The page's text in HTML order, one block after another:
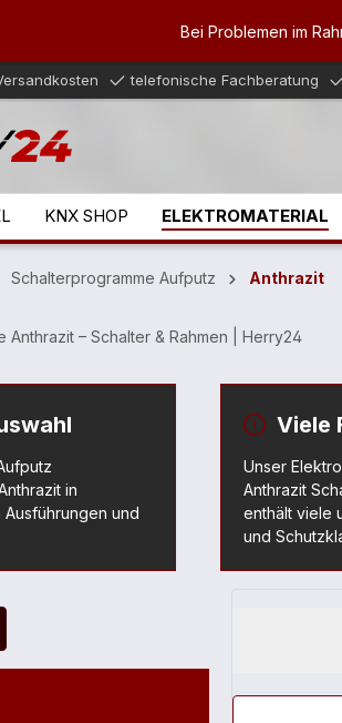
Bei Problemen im
telefonische Fachberatung
KNX SHOP ELEKTROMATERIAL
Schalterprogramme Aufputz Anthrazit
Anthrazit – Schalter & Rahmen | Herry24
in
und
Viele
Unser
Anthrazit
enthält viele
und